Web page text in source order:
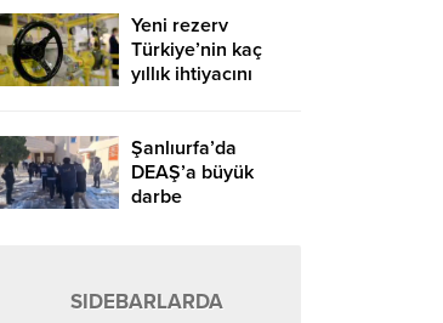
Yeni rezerv
Türkiye’nin kaç
yıllık ihtiyacını
Şanlıurfa’da
DEAŞ’a büyük
darbe
SIDEBARLARDA